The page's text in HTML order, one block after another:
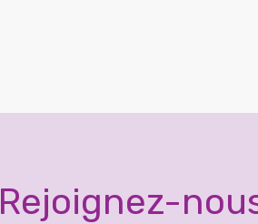
Rejoignez-